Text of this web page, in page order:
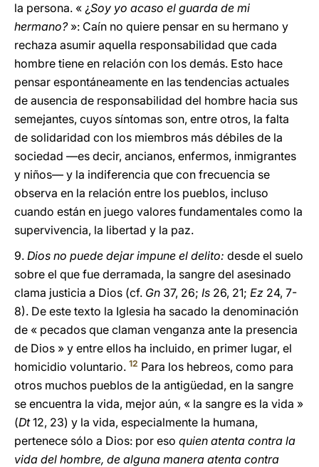
la persona. « ¿Soy yo acaso el guarda de mi
hermano?»: Caín no quiere pensar en su hermano y
rechaza asumir aquella responsabilidad que cada
hombre tiene en relación con los demás. Esto hace
pensar espontáneamente en las tendencias actuales
de ausencia de responsabilidad del hombre hacia sus
semejantes, cuyos síntomas son, entre otros, la falta
de solidaridad con los miembros más débiles de la
sociedad —es decir, ancianos, enfermos, inmigrantes
y niños— y la indiferencia que con frecuencia se
observa en la relación entre los pueblos, incluso
cuando están en juego valores fundamentales como la
supervivencia, la libertad y la paz.
9. Dios no puede dejar impune el delito: desde el suelo
sobre el que fue derramada, la sangre del asesinado
clama justicia a Dios (cf. Gn 37, 26; Is 26, 21; Ez 24, 7-
8). De este texto la Iglesia ha sacado la denominación
de « pecados que claman venganza ante la presencia
de Dios » y entre ellos ha incluido, en primer lugar, el
homicidio voluntario. 12 Para los hebreos, como para
otros muchos pueblos de la antigüedad, en la sangre
se encuentra la vida, mejor aún, « la sangre es la vida »
(Dt12, 23) y la vida, especialmente la humana,
pertenece sólo a Dios: por eso quien atenta contra la
vida del hombre, de alguna manera atenta contra